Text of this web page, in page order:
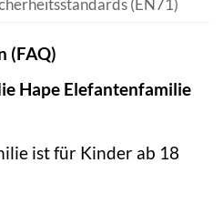
(EN71)
(FAQ)
Hape Elefantenfamilie
ist für Kinder ab 18